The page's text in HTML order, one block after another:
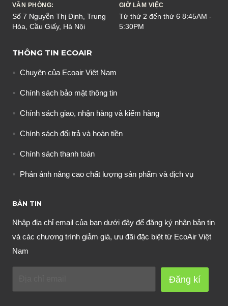
VĂN PHÒNG:
Số 7 Nguyễn Thị Định, Trung
Hòa, Cầu Giấy, Hà Nội
GIỜ LÀM VIỆC
Từ thứ 2 đến thứ 6 8:45AM -
5:30PM
THÔNG TIN ECOAIR
Chuyện của Ecoair Việt Nam
Chính sách bảo mật thông tin
Chính sách giao, nhận hàng và kiểm hàng
Chính sách đổi trả và hoàn tiền
Chính sách thanh toán
Phản ánh nâng cao chất lượng sản phẩm và dịch vụ
BẢN TIN
Nhập địa chỉ email của bạn dưới đây để đăng ký nhận bản tin
và các chương trình giảm giá, ưu đãi đặc biệt từ EcoAir Việt
Nam
Đăng kí